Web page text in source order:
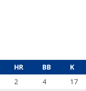
HR BB K
2 4 17